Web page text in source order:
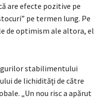
are efecte pozitive pe
pe termen lung. Pe
de optimism ale altora, el
stabilimentului
de lichidităţi de către
„Un nou risc a apărut